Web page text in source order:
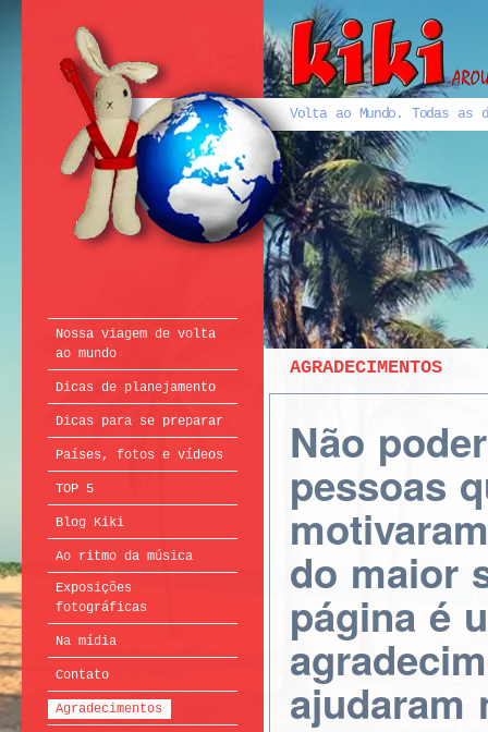
Volta ao Mundo. Todas
Português
English
Nossa viagem de volta
ao mundo
Dicas de planejamento
Dicas para se preparar
Países, fotos e vídeos
TOP 5
Blog Kiki
Ao ritmo da música
Exposições
fotográficas
Na mídia
Contato
Agradecimentos
AGRADECIMENTOS
Não
pessoas
do maior
página é
ajudaram